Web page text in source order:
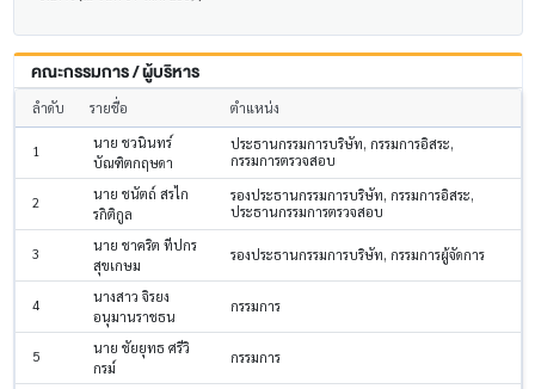
คณะกรรมการ / ผู้บริหาร
ลำดับ รายชื่อ ตำแหน่ง
1
นาย ชวนินทร์
บัณฑิตกฤษดา
ประธานกรรมการบริษัท, กรรมการอิสระ,
กรรมการตรวจสอบ
2
นาย ชนัตถ์ สรไก
รกิติกูล
รองประธานกรรมการบริษัท, กรรมการอิสระ,
ประธานกรรมการตรวจสอบ
3
นาย ชาคริต ทีปกร
สุขเกษม
รองประธานกรรมการบริษัท, กรรมการผู้จัดการ
4
นางสาว จิรยง
อนุมานราชธน
กรรมการ
5
นาย ชัยยุทธ ศรีวิ
กรม์
กรรมการ